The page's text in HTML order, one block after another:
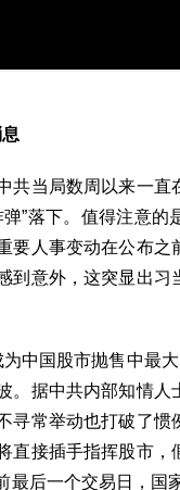
共当局数周以来一直
”落下。值得注意的
要人事变动在公布之
到意外，这突显出习
中国股市抛售中最大
。据中共内部知情人
寻常举动也打破了惯
直接插手指挥股市，
后一个交易日，国